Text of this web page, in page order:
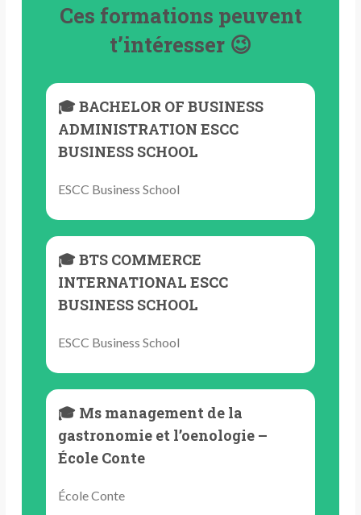
Ces formations peuvent
t’intéresser 😉
🎓 BACHELOR OF BUSINESS
ADMINISTRATION ESCC
BUSINESS SCHOOL
ESCC Business School
🎓 BTS COMMERCE
INTERNATIONAL ESCC
BUSINESS SCHOOL
ESCC Business School
🎓 Ms management de la
gastronomie et l’oenologie –
École Conte
École Conte